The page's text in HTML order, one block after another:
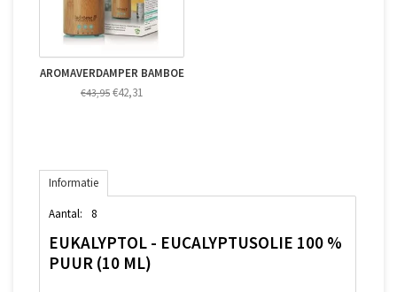
AROMAVERDAMPER BAMBOE
€43,95 €42,31
Informatie
Aantal: 8
EUKALYPTOL - EUCALYPTUSOLIE 100 %
PUUR (10 ML)